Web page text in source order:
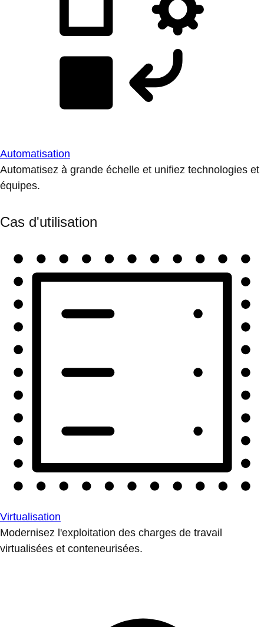
Automatisation
Automatisez à grande échelle et unifiez technologies et
équipes.
Cas d'utilisation
Virtualisation
Modernisez l'exploitation des charges de travail
virtualisées et conteneurisées.